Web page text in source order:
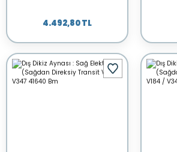
4.492,80 TL